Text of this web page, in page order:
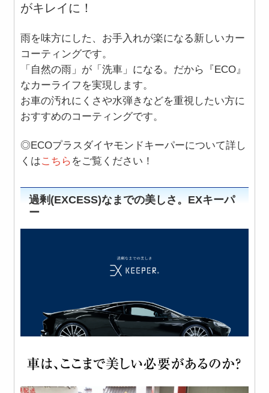
がキレイに！
雨を味方にした、お手入れが楽になる新しいカー
コーティングです。
「自然の雨」が「洗車」になる。だから『ECO』
なカーライフを実現します。
お車の汚れにくさや水弾きなどを重視したい方に
おすすめのコーティングです。
◎ECOプラスダイヤモンドキーパーについて詳し
くはこちら をご覧ください！
過剰(EXCESS)なまでの美しさ。EXキーパ
ー